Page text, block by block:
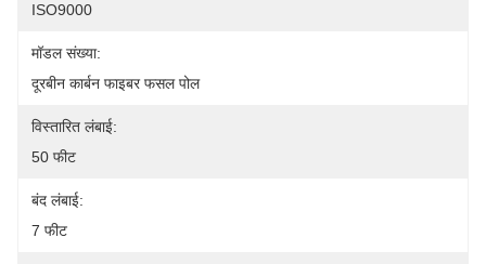
ISO9000
मॉडल संख्या:
दूरबीन कार्बन फाइबर फसल पोल
विस्तारित लंबाई:
50 फीट
बंद लंबाई:
7 फीट